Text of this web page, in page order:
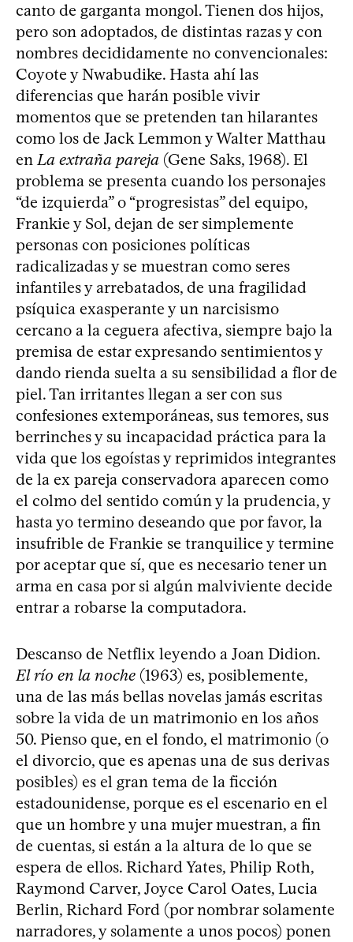
canto de garganta mongol. Tienen dos hijos,
pero son adoptados, de distintas razas y con
nombres decididamente no convencionales:
Coyote y Nwabudike. Hasta ahí las
diferencias que harán posible vivir
momentos que se pretenden tan hilarantes
como los de Jack Lemmon y Walter Matthau
enLa extraña pareja (Gene Saks, 1968). El
problema se presenta cuando los personajes
“de izquierda” o “progresistas” del equipo,
Frankie y Sol, dejan de ser simplemente
personas con posiciones políticas
radicalizadas y se muestran como seres
infantiles y arrebatados, de una fragilidad
psíquica exasperante y un narcisismo
cercano a la ceguera afectiva, siempre bajo la
premisa de estar expresando sentimientos y
dando rienda suelta a su sensibilidad a flor de
piel. Tan irritantes llegan a ser con sus
confesiones extemporáneas, sus temores, sus
berrinches y su incapacidad práctica para la
vida que los egoístas y reprimidos integrantes
de la ex pareja conservadora aparecen como
el colmo del sentido común y la prudencia, y
hasta yo termino deseando que por favor, la
insufrible de Frankie se tranquilice y termine
por aceptar que sí, que es necesario tener un
arma en casa por si algún malviviente decide
entrar a robarse la computadora.
Descanso de Netflix leyendo a Joan Didion.
El río en la noche (1963) es, posiblemente,
una de las más bellas novelas jamás escritas
sobre la vida de un matrimonio en los años
50. Pienso que, en el fondo, el matrimonio (o
el divorcio, que es apenas una de sus derivas
posibles) es el gran tema de la ficción
estadounidense, porque es el escenario en el
que un hombre y una mujer muestran, a fin
de cuentas, si están a la altura de lo que se
espera de ellos. Richard Yates, Philip Roth,
Raymond Carver, Joyce Carol Oates, Lucia
Berlin, Richard Ford (por nombrar solamente
narradores, y solamente a unos pocos) ponen